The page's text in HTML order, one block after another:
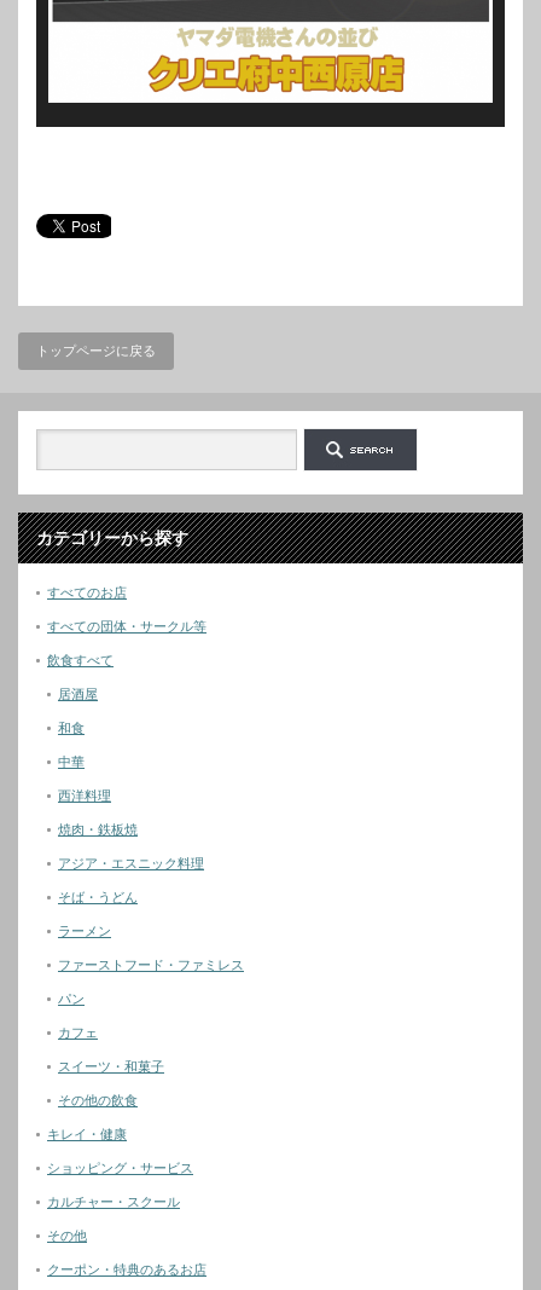
トップページに戻る
カテゴリーから探す
すべてのお店
すべての団体・サークル等
飲食すべて
居酒屋
和食
中華
西洋料理
焼肉・鉄板焼
アジア・エスニック料理
そば・うどん
ラーメン
ファーストフード・ファミレス
パン
カフェ
スイーツ・和菓子
その他の飲食
キレイ・健康
ショッピング・サービス
カルチャー・スクール
その他
クーポン・特典のあるお店